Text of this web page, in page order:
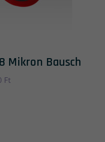
Mikron Bausch
Ft